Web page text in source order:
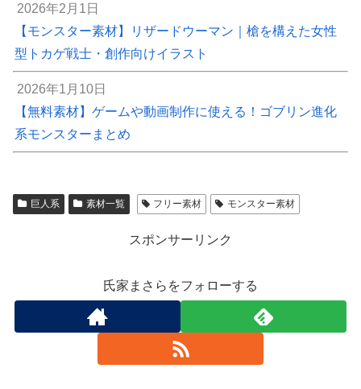
2026年2月1日
【モンスター素材】リザードウーマン｜槍を構えた女性
型トカゲ戦士・創作向けイラスト
2026年1月10日
【無料素材】ゲームや動画制作に使える！ゴブリン進化
系モンスターまとめ
巨人系 素材一覧 フリー素材 モンスター素材
スポンサーリンク
氏家まさらをフォローする